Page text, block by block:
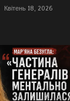
Квітень 18, 2026